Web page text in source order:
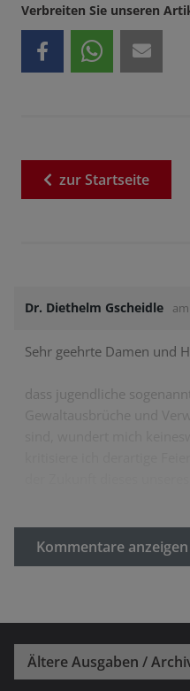
Verbreiten Sie unseren
zurStartseite
Dr. Diethelm Gscheidle am
Sehr geehrte Damen und
dass jugendliche
Kommentare anzeigen
Ältere Ausgaben /